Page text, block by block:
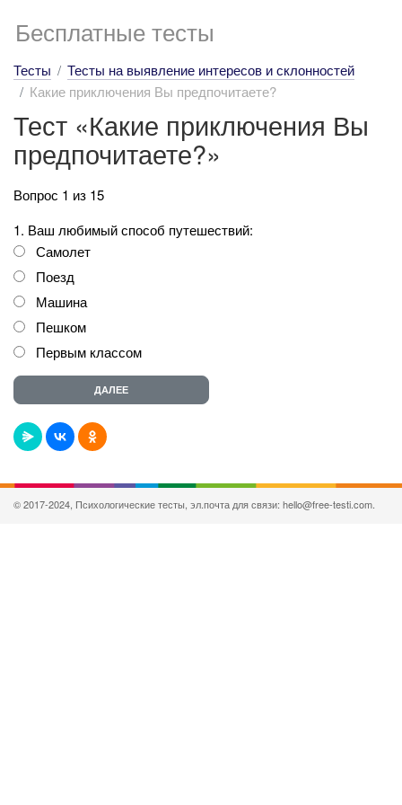
Бесплатные тесты
Тесты
Тесты на выявление интересов и склонностей
Какие приключения Вы предпочитаете?
Тест «Какие приключения Вы
предпочитаете?»
Вопрос 1 из 15
1. Ваш любимый способ путешествий:
Самолет
Поезд
Машина
Пешком
Первым классом
© 2017-2024, Психологические тесты, эл.почта для связи: hello@free-testi.com.